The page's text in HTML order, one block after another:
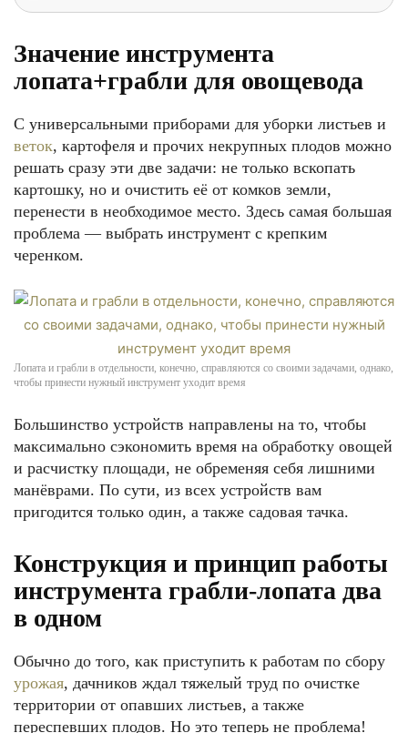
Значение инструмента
лопата+грабли для овощевода
С универсальными приборами для уборки листьев и
веток, картофеля и прочих некрупных плодов можно
решать сразу эти две задачи: не только вскопать
картошку, но и очистить её от комков земли,
перенести в необходимое место. Здесь самая большая
проблема — выбрать инструмент с крепким
черенком.
Лопата и грабли в отдельности, конечно, справляются со своими задачами, однако,
чтобы принести нужный инструмент уходит время
Большинство устройств направлены на то, чтобы
максимально сэкономить время на обработку овощей
и расчистку площади, не обременяя себя лишними
манёврами. По сути, из всех устройств вам
пригодится только один, а также садовая тачка.
Конструкция и принцип работы
инструмента грабли-лопата два
в одном
Обычно до того, как приступить к работам по сбору
урожая, дачников ждал тяжелый труд по очистке
территории от опавших листьев, а также
переспевших плодов. Но это теперь не проблема!